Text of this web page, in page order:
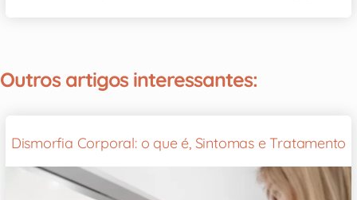
Outros artigos interessantes:
Dismorfia Corporal: o que é, Sintomas e Tratamento